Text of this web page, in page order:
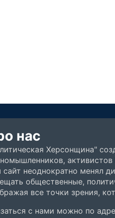
нас
Херсонщина"
сайт неоднократно менял
общественные,
все точки зрения,
с нами можно по